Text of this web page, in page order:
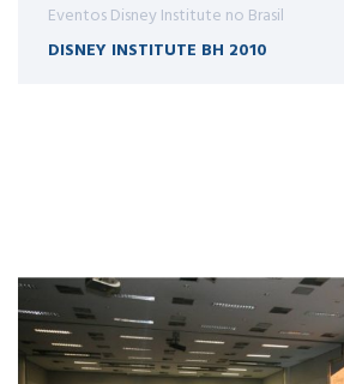
Eventos Disney Institute no Brasil
DISNEY INSTITUTE BH 2010